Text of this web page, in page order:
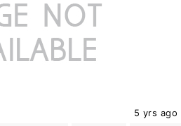
5 yrs ago